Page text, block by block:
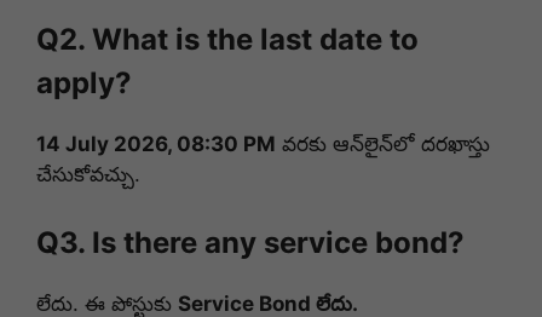
Q2. What is the last date to
apply?
14 July 2026, 08:30 PM వరకు ఆన్‌లైన్‌లో దరఖాస్తు
చేసుకోవచ్చు.
Q3. Is there any service bond?
లేదు. ఈ పోస్టుకు Service Bond లేదు.